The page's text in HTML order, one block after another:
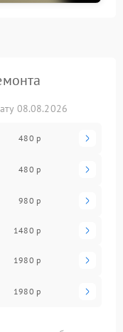
08.08.2026
480 р
480 р
980 р
1480 р
1980 р
1980 р